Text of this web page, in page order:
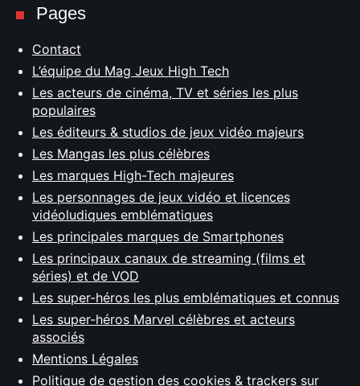
Pages
Contact
L’équipe du Mag Jeux High Tech
Les acteurs de cinéma, TV et séries les plus
populaires
Les éditeurs & studios de jeux vidéo majeurs
Les Mangas les plus célèbres
Les marques High-Tech majeures
Les personnages de jeux vidéo et licences
vidéoludiques emblématiques
Les principales marques de Smartphones
Les principaux canaux de streaming (films et
séries) et de VOD
Les super-héros les plus emblématiques et connus
Les super-héros Marvel célèbres et acteurs
associés
Mentions Légales
Politique de gestion des cookies & trackers sur